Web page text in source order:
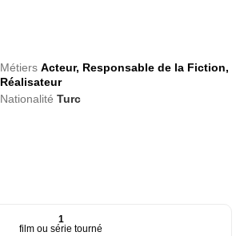
MétiersActeur, Responsable de la Fiction,
Réalisateur
NationalitéTurc
1
film ou série tourné